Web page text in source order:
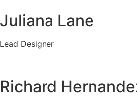
Juliana Lane
Lead Designer
Richard